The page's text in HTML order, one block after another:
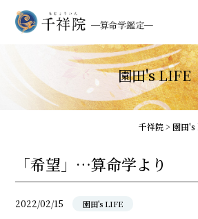
園田's LIFE
千祥院> 園田
「希望」…算命学より
2022/02/15 園田's LIFE